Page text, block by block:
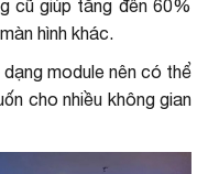
cũ giúp tăng đến 60%
hình khác.
module nên có thể
cho nhiều không gian